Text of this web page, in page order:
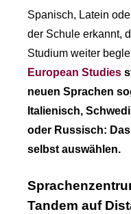
Spanisch, Latein
der Schule erkannt,
Studium weiter
European Studies
neuen Sprachen
Italienisch,
oder Russisch:
selbst auswählen.
Tandem auf